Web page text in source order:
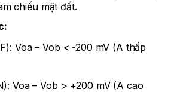
chiếu mặt đất.
Voa – Vob < -200 mV (A thấp
Voa – Vob > +200 mV (A cao